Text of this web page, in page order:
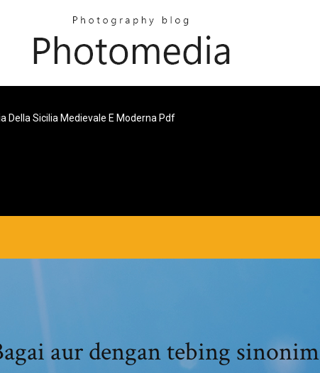
Della Sicilia Medievale E Moderna Pdf
aur dengan tebing sinonim